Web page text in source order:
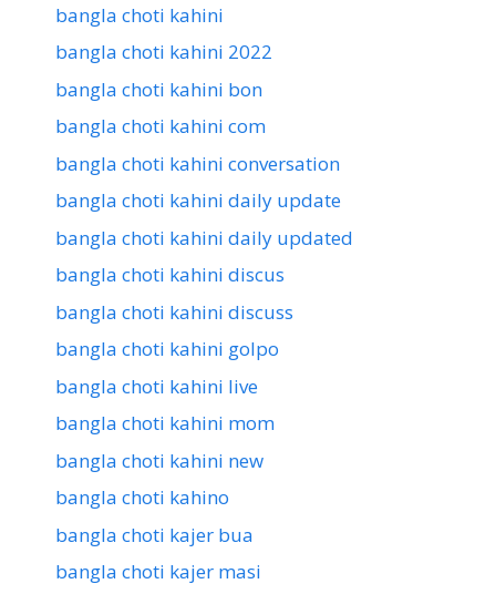
bangla choti kahini
bangla choti kahini 2022
bangla choti kahini bon
bangla choti kahini com
bangla choti kahini conversation
bangla choti kahini daily update
bangla choti kahini daily updated
bangla choti kahini discus
bangla choti kahini discuss
bangla choti kahini golpo
bangla choti kahini live
bangla choti kahini mom
bangla choti kahini new
bangla choti kahino
bangla choti kajer bua
bangla choti kajer masi